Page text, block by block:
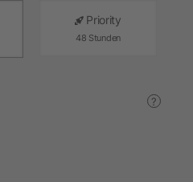
Priority
48 Stunden
?